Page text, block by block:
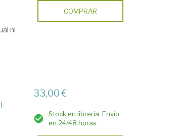
ni
COMPRAR
33,00 €
Stock en librería. Envío
en 24/48 horas